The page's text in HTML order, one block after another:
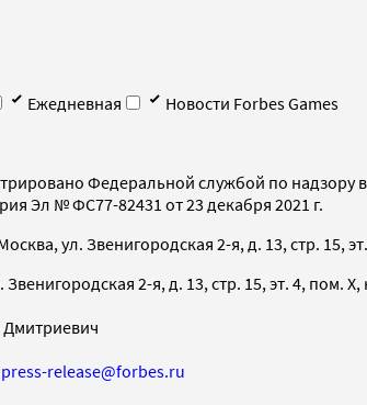
Ежедневная
Новости Forbes Games
Федеральной службой по
Эл № ФС77-82431 от 23 декабря 2021 г.
ул. Звенигородская 2-я, д. 13, стр. 15,
2-я, д. 13, стр. 15, эт. 4, пом. X,
press-release@forbes.ru